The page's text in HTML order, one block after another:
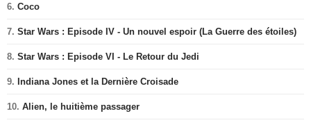
6. Coco
7. Star Wars : Episode IV - Un nouvel espoir (La Guerre des étoiles)
8. Star Wars : Episode VI - Le Retour du Jedi
9. Indiana Jones et la Dernière Croisade
10. Alien, le huitième passager